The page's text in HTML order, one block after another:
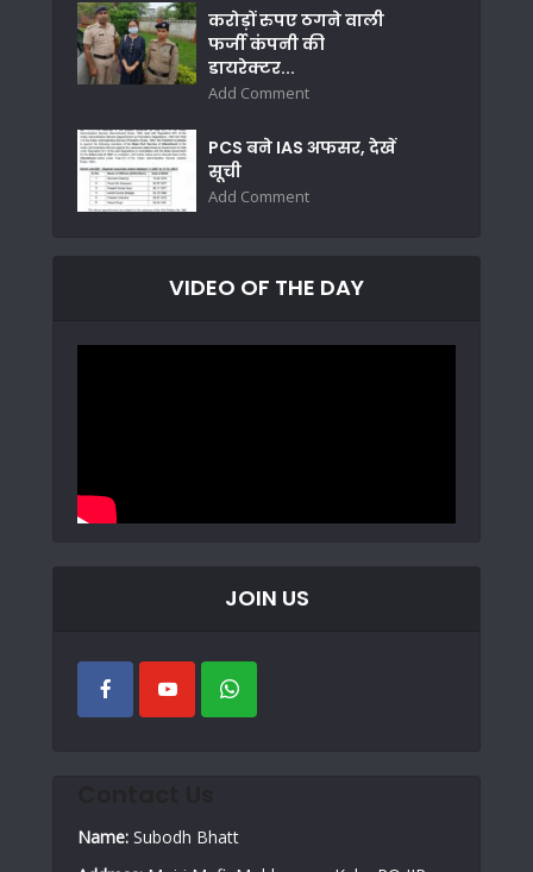
करोड़ों रुपए ठगने वाली
फर्जी कंपनी की
डायरेक्टर...
Add Comment
PCS बने IAS अफसर, देखें
सूची
Add Comment
VIDEO OF THE DAY
JOIN US
Name: Subodh Bhatt